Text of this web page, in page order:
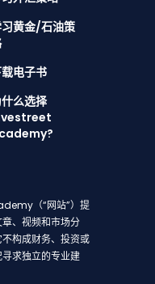
黄金/石油策
电子书
么选择
（“网站”）提
、视频和市场分
构成财务、投资或
求独立的专业建